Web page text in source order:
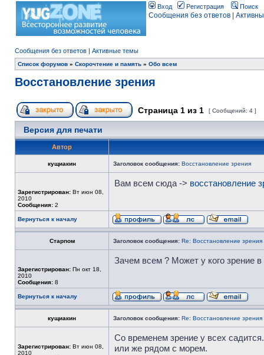
Вход Регистрация Поиск
Сообщения без ответов
Сообщения без ответов | Активные темы
Список форумов » Скорочтение и память » Обо всем
Восстановление зрения
Страница 1 из 1 [ Сообщений: 4 ]
Версия для печати
Автор
кущиакин Заголовок сообщения: Восстановление зрения
Зарегистрирован: Вт июн 08,
2010
Сообщения: 2
Вам всем сюда -> восстановление
Вернуться к началу
Старпом Заголовок сообщения: Re: Восстановление зрения
Зарегистрирован: Пн окт 18,
2010
Сообщения: 8
Зачем всем ? Может у кого зрение в
Вернуться к началу
кущиакин Заголовок сообщения: Re: Восстановление зрения
Зарегистрирован: Вт июн 08,
2010
Со временем зрение у всех
или же рядом с морем.